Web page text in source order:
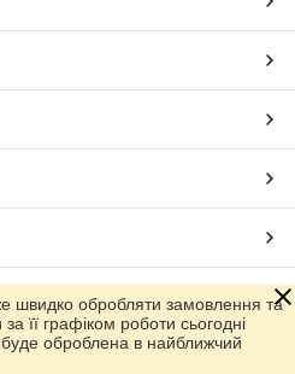
Prom.ua
швидко обробляти замовлення та
її графіком роботи сьогодні
оброблена в найближчий